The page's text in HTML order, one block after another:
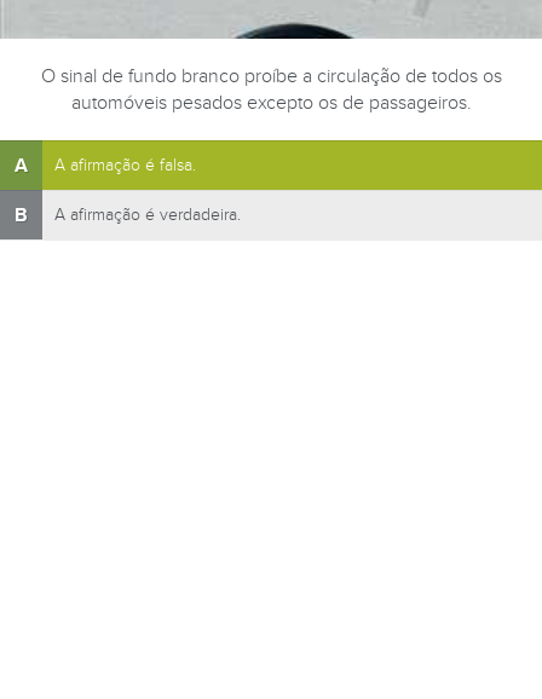
O sinal de fundo branco proíbe a circulação de todos os
automóveis pesados excepto os de passageiros.
A A afirmação é falsa.
B A afirmação é verdadeira.